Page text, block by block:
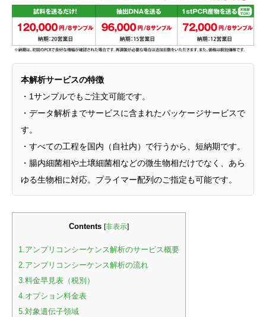
本解析サービスの特徴
・1サンプルでもご注文可能です。
・データ解析までサービスに含まれたパッケージサービスで
す。
・すべての工程を国内（自社内）で行うから、短納期です。
・腸内細菌相や土壌細菌相などの微生物相だけでなく、あら
ゆる生物相に対応。プライマー配列のご指定も可能です。
Contents [非表示]
1.アンプリコンシーケンス解析のサービス概要
2.アンプリコンシーケンス解析の流れ
3.料金早見表（税別）
4.オプション料金表
5.対象遺伝子領域